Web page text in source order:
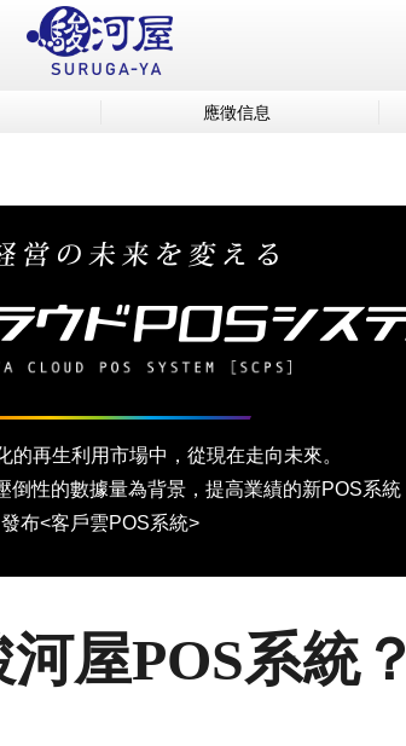
應徵信息
的再生利用市場中，從現在走向未來。
倒性的數據量為背景，提高業績的新POS系統
發布<客戶雲POS系統>
屋POS系統？